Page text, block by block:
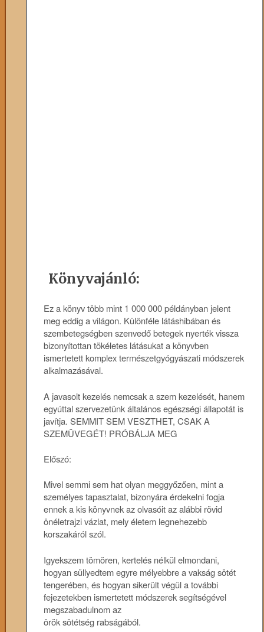
Könyvajánló:
Ez a könyv több mint 1 000 000 példányban jelent
meg eddig a világon. Különféle látáshibában és
szembetegségben szenvedő betegek nyerték vissza
bizonyítottan tökéletes látásukat a könyvben
ismertetett komplex természetgyógyászati módszerek
alkalmazásával.
A javasolt kezelés nemcsak a szem kezelését, hanem
egyúttal szervezetünk általános egészségi állapotát is
javítja. SEMMIT SEM VESZTHET, CSAK A
SZEMÜVEGÉT! PRÓBÁLJA MEG
Előszó:
Mivel semmi sem hat olyan meggyőzően, mint a
személyes tapasztalat, bizonyára érdekelni fogja
ennek a kis könyvnek az olvasóit az alábbi rövid
önéletrajzi vázlat, mely életem legnehezebb
korszakáról szól.
Igyekszem tömören, kertelés nélkül elmondani,
hogyan süllyedtem egyre mélyebbre a vakság sötét
tengerében, és hogyan sikerült végül a további
fejezetekben ismertetett módszerek segítségével
megszabadulnom az
örök sötétség rabságából.